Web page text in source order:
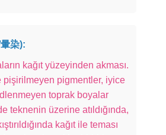
染):
kağıt yüzeyinden akması.
pişirilmeyen pigmentler, iyice
toprak boyalar
teknenin üzerine atıldığında,
kağıt ile teması